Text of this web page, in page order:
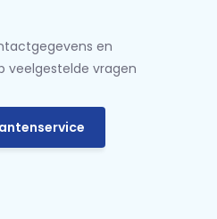
en
veelgestelde vragen